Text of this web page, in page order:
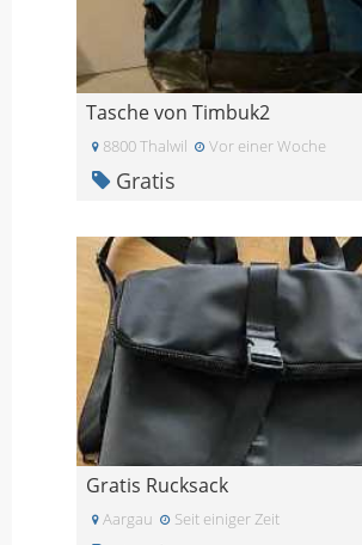
Tasche von Timbuk2
8800 Thalwil Vor einer Woche
Gratis
Gratis Rucksack
Aargau Seit einiger Zeit